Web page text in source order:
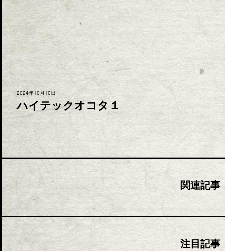
2024年10月10日
ハイテックオコタ１
関連記事
注目記事